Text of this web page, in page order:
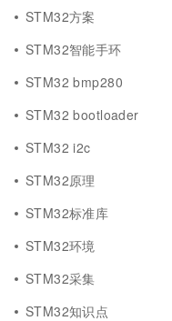
STM32方案
STM32智能手环
STM32 bmp280
STM32 bootloader
STM32 i2c
STM32原理
STM32标准库
STM32环境
STM32采集
STM32知识点